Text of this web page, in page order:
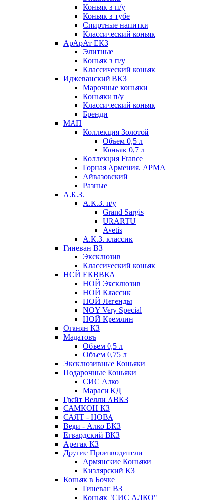
Коньяк в п/у
Коньяк в тубе
Спиртные напитки
Классический коньяк
АрАрАт ЕКЗ
Элитные
Коньяк в п/у
Классический коньяк
Иджеванский ВКЗ
Марочные коньяки
Коньяки п/у
Классический коньяк
Бренди
МАП
Коллекция Золотой
Объем 0,5 л
Коньяк 0,7 л
Коллекция France
Горная Армения. АРМА
Айвазовский
Разные
А.К.З.
А.К.З. п/у
Grand Sargis
URARTU
Avetis
А.К.З. классик
Гиневан ВЗ
Эксклюзив
Классический коньяк
НОЙ ЕКВВКА
НОЙ Эксклюзив
НОЙ Классик
НОЙ Легенды
NOY Very Speсial
НОЙ Кремлин
Оганян КЗ
Мадатовъ
Объем 0,5 л
Объем 0,75 л
Эксклюзивные Коньяки
Подарочные Коньяки
СИС Алко
Мараси КД
Грейт Велли АВКЗ
САМКОН КЗ
САЯТ - НОВА
Веди - Алко ВКЗ
Егвардский ВКЗ
Арегак КЗ
Другие Производители
Армянские Коньяки
Кизлярский КЗ
Коньяк в Бочке
Гиневан ВЗ
Коньяк "СИС АЛКО"